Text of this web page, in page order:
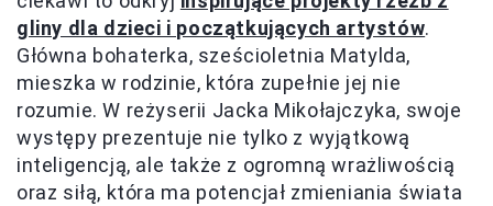
gliny dla dzieci i początkujących artystów.
Główna bohaterka, sześcioletnia Matylda,
mieszka w rodzinie, która zupełnie jej nie
rozumie. W reżyserii Jacka Mikołajczyka, swoje
występy prezentuje nie tylko z wyjątkową
inteligencją, ale także z ogromną wrażliwością
oraz siłą, która ma potencjał zmieniania świata